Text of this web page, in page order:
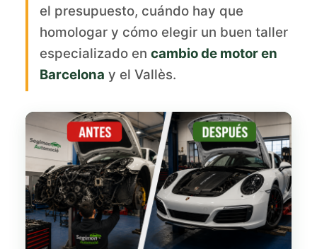
el presupuesto, cuándo hay que
homologar y cómo elegir un buen taller
especializado en cambio de motor en
Barcelona y el Vallès.